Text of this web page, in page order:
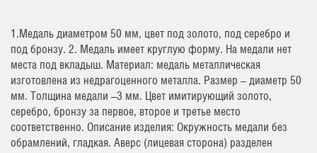
1.Медаль диаметром 50 мм, цвет под золото, под серебро и
под бронзу. 2. Медаль имеет круглую форму. На медали нет
места под вкладыш. Материал: медаль металлическая
изготовлена из недрагоценного металла. Размер – диаметр 50
мм. Толщина медали –3 мм. Цвет имитирующий золото,
серебро, бронзу за первое, второе и третье место
соответственно. Описание изделия: Окружность медали без
обрамлений, гладкая. Аверс (лицевая сторона) разделен